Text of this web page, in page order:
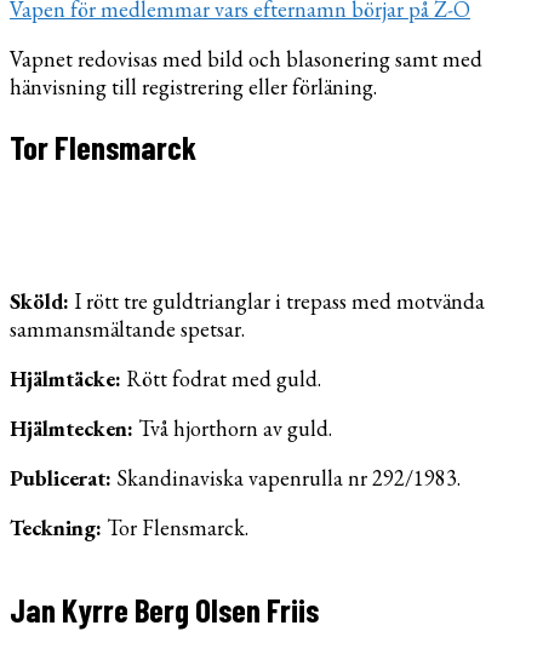
Vapen för medlemmar vars efternamn börjar på Z-Ö
Vapnet redovisas med bild och blasonering samt med
hänvisning till registrering eller förläning.
Tor Flensmarck
Sköld: I rött tre guldtrianglar i trepass med motvända
sammansmältande spetsar.
Hjälmtäcke: Rött fodrat med guld.
Hjälmtecken: Två hjorthorn av guld.
Publicerat: Skandinaviska vapenrulla nr 292/1983.
Teckning: Tor Flensmarck.
Jan Kyrre Berg Olsen Friis